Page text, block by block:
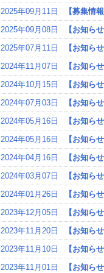
2025年09月11日
【募集情
2025年09月08日
【お知ら
2025年07月11日
【お知ら
2024年11月07日
【お知ら
2024年10月15日
【お知ら
2024年07月03日
【お知ら
2024年05月16日
【お知ら
2024年05月16日
【お知ら
2024年04月16日
【お知ら
2024年03月07日
【お知ら
2024年01月26日
【お知ら
2023年12月05日
【お知ら
2023年11月20日
【お知ら
2023年11月10日
【お知ら
2023年11月01日
【お知ら